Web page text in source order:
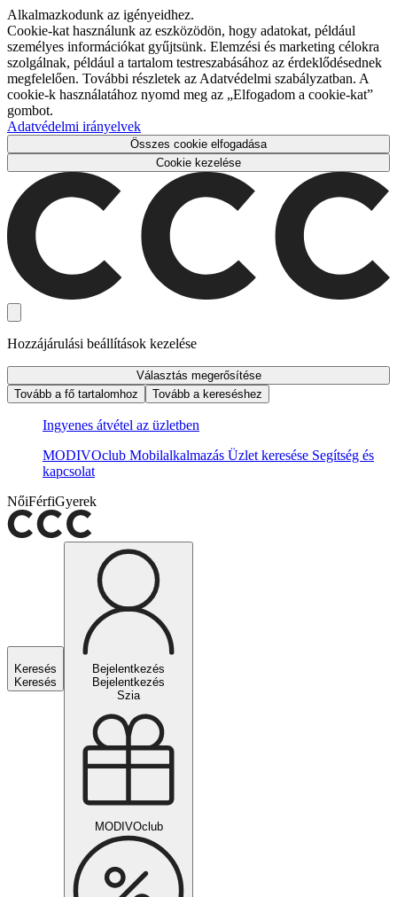
Alkalmazkodunk az igényeidhez.
Cookie-kat használunk az eszközödön, hogy adatokat, például
személyes információkat gyűjtsünk. Elemzési és marketing célokra
szolgálnak, például a tartalom testreszabásához az érdeklődésednek
megfelelően. További részletek az Adatvédelmi szabályzatban. A
cookie-k használatához nyomd meg az „Elfogadom a cookie-kat”
gombot.
Adatvédelmi irányelvek
Összes cookie elfogadása
Cookie kezelése
Hozzájárulási beállítások kezelése
Választás megerősítése
Tovább a fő tartalomhoz
Tovább a kereséshez
Ingyenes átvétel az üzletben
MODIVOclub Mobilalkalmazás Üzlet keresése Segítség és
kapcsolat
NőiFérfiGyerek
Keresés
Keresés
Bejelentkezés
Bejelentkezés
Szia
MODIVOclub